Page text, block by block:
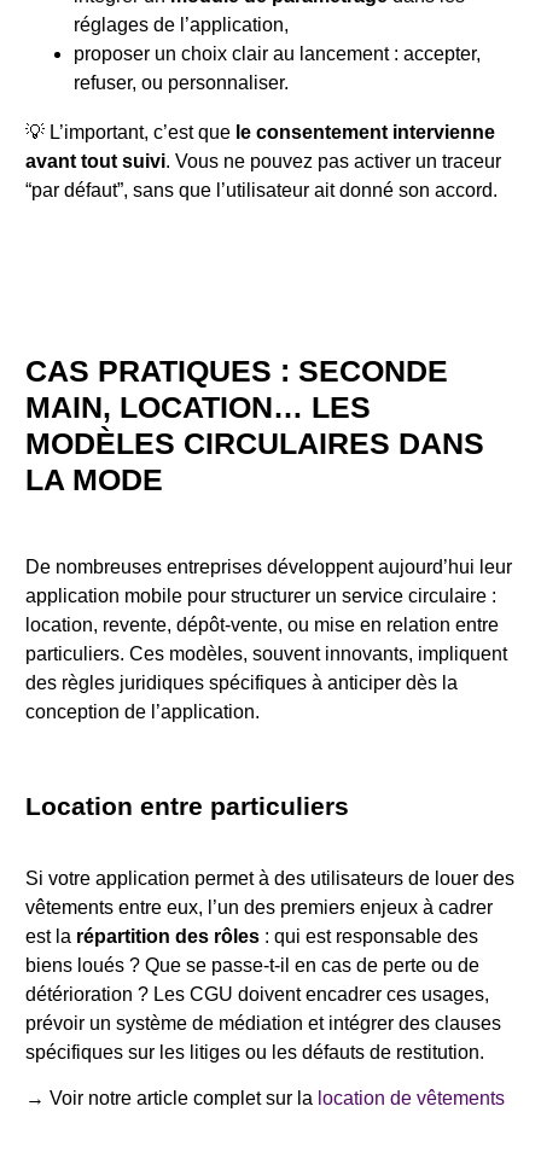
réglages de l’application,
proposer un choix clair au lancement : accepter,
refuser, ou personnaliser.
💡 L’important, c’est que le consentement intervienne
avant tout suivi. Vous ne pouvez pas activer un traceur
“par défaut”, sans que l’utilisateur ait donné son accord.
CAS PRATIQUES : SECONDE
MAIN, LOCATION… LES
MODÈLES CIRCULAIRES DANS
LA MODE
De nombreuses entreprises développent aujourd’hui leur
application mobile pour structurer un service circulaire :
location, revente, dépôt-vente, ou mise en relation entre
particuliers. Ces modèles, souvent innovants, impliquent
des règles juridiques spécifiques à anticiper dès la
conception de l’application.
Location entre particuliers
Si votre application permet à des utilisateurs de louer des
vêtements entre eux, l’un des premiers enjeux à cadrer
est la répartition des rôles : qui est responsable des
biens loués ? Que se passe-t-il en cas de perte ou de
détérioration ? Les CGU doivent encadrer ces usages,
prévoir un système de médiation et intégrer des clauses
spécifiques sur les litiges ou les défauts de restitution.
→ Voir notre article complet sur la location de vêtements